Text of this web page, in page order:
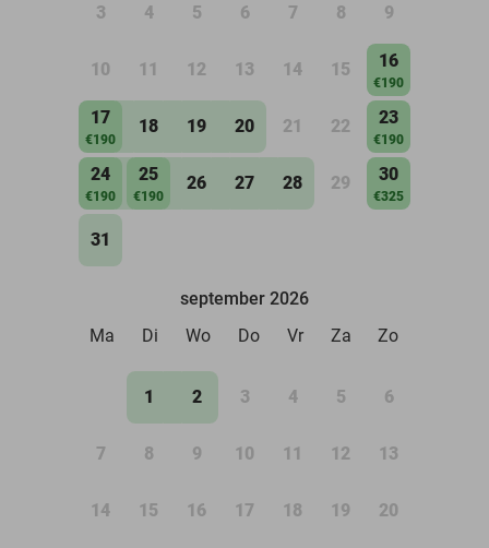
3 4 5 6 7 8 9
10 11 12 13 14 15 16
€190
17
€190
18 19 20 21 22 23
€190
24
€190
25
€190
26 27 28 29 30
€325
31
september 2026
Ma
Di Wo Do Vr Za Zo
1 2 3 4 5 6
7 8 9 10 11 12 13
14 15 16 17 18 19 20